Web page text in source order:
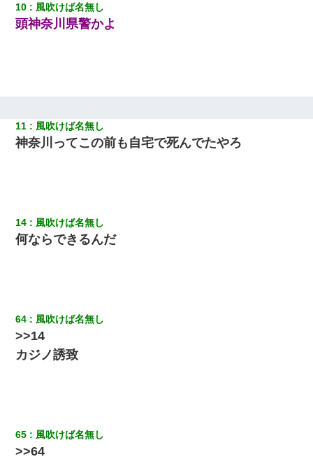
ナンパにほいほい付いていった私、地獄に落ちる
32歳ワイ、34歳の可愛い女と付き合うも現実を知ってしまい無事
私は家が貧しくて、手に職をつけようと看護師になった。だけど
卒業を控えた年の1月末、車にひかれて看護師になれなくなった。
【GJ!】会社から帰宅中、広い駐車場にエンジンかけっ放しの車を
発見。しかも「ヒィ～」みたいな声も聞こえてきたので気になっ
最近うちの庭に知らない男の人がしょっちゅう入ってくる。それ
を職場で愚痴ったら、同僚男性が怒鳴りつけてきた。
10 風吹けば名無し
頭神奈川県警かよ
11 風吹けば名無し
神奈川ってこの前も自宅で死んでたやろ
14 風吹けば名無し
何ならできるんだ
64 風吹けば名無し
>>14
カジノ誘致
65 風吹けば名無し
>>64